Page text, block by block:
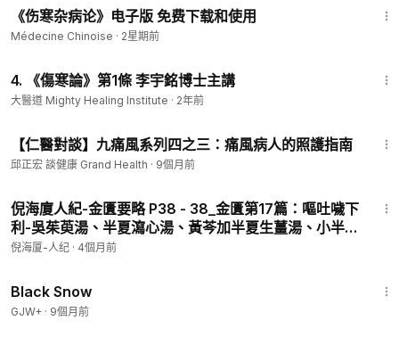
舉辦新書講座，介紹中醫經典之中診治感冒的理論，幫助我們學
習辨別感冒，以及如何幫助自己加快療癒。
--------------------
【普通話】【廣東話】
講座導言︰中醫歷史上寒溫之爭《傷寒溫病論》新書背景介紹
【普通話】https://youtu.be/HttpKn0q_9k
第一節︰甚麼是「感冒」「傷風」？中西醫的感冒有何區別？
【普通話】https://youtu.be/7RxEQGM7NHI
第二節︰甚麼是「慢性感冒」？感冒成因為何？感冒惡化會如
《伤寒杂病论》电子版 免费下载和使用
Médecine Chinoise · 2星期前
4. 《傷寒論》第1條 李宇銘博士主講
大醫道 Mighty Healing Institute · 2年前
【仁醫對談】九痛風系列四之三：痛風病人的照護指南
邱正宏 談健康 Grand Health · 9個月前
倪海廈人紀-金匱要略 P38 - 38_金匱第17篇：嘔吐噦下
利-吳茱萸湯、半夏瀉心湯、黃芩加半夏生薑湯、小半夏
湯、四逆湯
倪海厦-人纪 · 4個月前
Black Snow
GJW+ · 9個月前